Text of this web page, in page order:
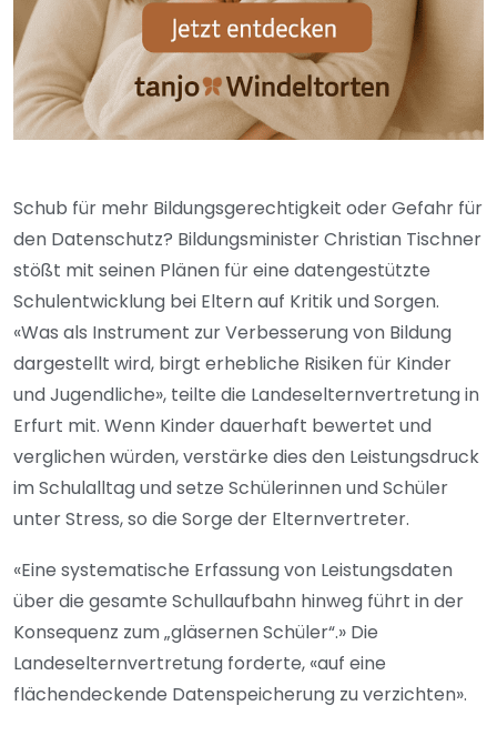
Schub für mehr Bildungsgerechtigkeit oder Gefahr für
den Datenschutz? Bildungsminister Christian Tischner
stößt mit seinen Plänen für eine datengestützte
Schulentwicklung bei Eltern auf Kritik und Sorgen.
«Was als Instrument zur Verbesserung von Bildung
dargestellt wird, birgt erhebliche Risiken für Kinder
und Jugendliche», teilte die Landeselternvertretung in
Erfurt mit. Wenn Kinder dauerhaft bewertet und
verglichen würden, verstärke dies den Leistungsdruck
im Schulalltag und setze Schülerinnen und Schüler
unter Stress, so die Sorge der Elternvertreter.
«Eine systematische Erfassung von Leistungsdaten
über die gesamte Schullaufbahn hinweg führt in der
Konsequenz zum „gläsernen Schüler“.» Die
Landeselternvertretung forderte, «auf eine
flächendeckende Datenspeicherung zu verzichten».